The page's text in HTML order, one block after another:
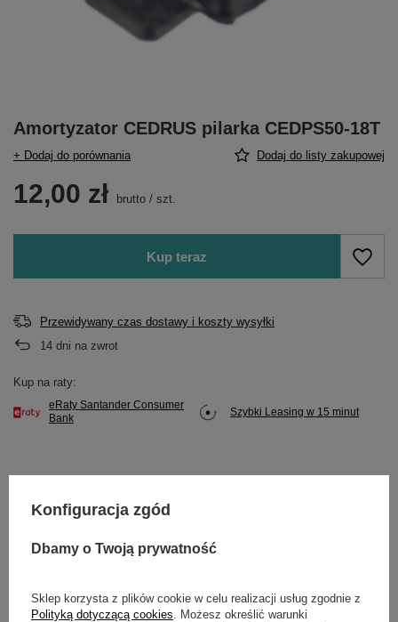
Amortyzator CEDRUS pilarka CEDPS50-18T
+ Dodaj do porównania Dodaj do listy zakupowej
12,00 zł brutto / szt.
Kup teraz
Przewidywany czas dostawy i koszty wysyłki
14 dni na zwrot
Kup na raty:
eRaty Santander Consumer
Bank
Szybki Leasing w 15 minut
Potrzebujesz pomocy? Masz pytania?
najciekawsze pytania i odpowiedzi publikując
Konfiguracja zgód
Dbamy o Twoją prywatność
Sklep korzysta z plików cookie w celu realizacji usług zgodnie z
Polityką dotyczącą cookies . Możesz określić warunki